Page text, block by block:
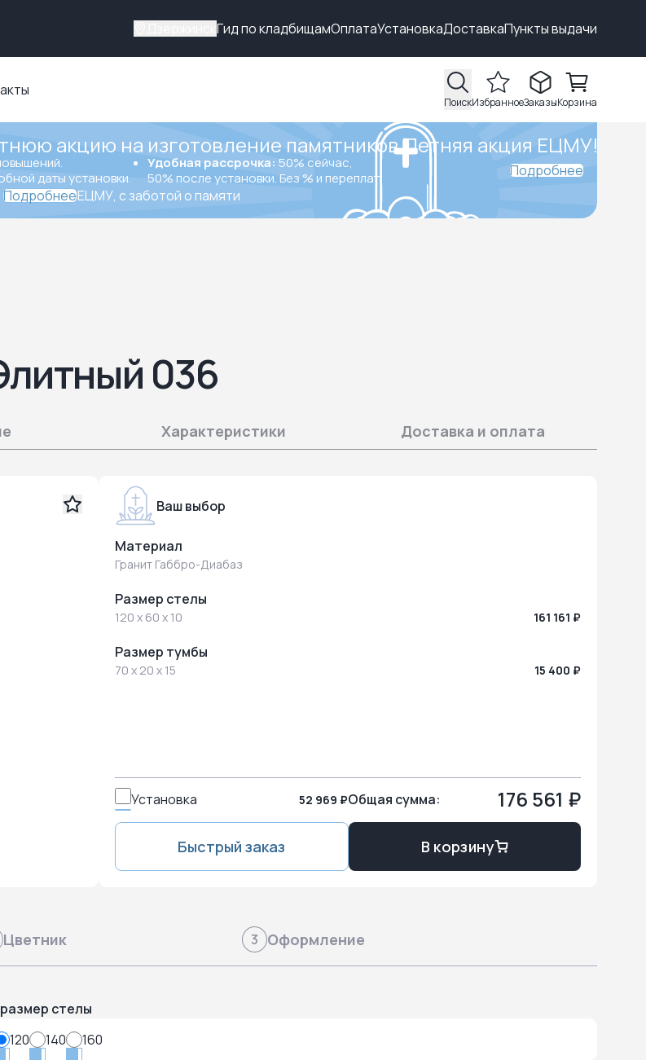
Гид по кладбищамОплатаУстановкаДоставкаПункты выдачи
ПоискИзбранноеЗаказыКорзина
акцию на изготовление памятников.Летняя акция ЕЦМУ!
даты установки.
Удобная рассрочка: 50% сейчас,
50% после установки. Без % и переплат.
ПодробнееЕЦМУ, с заботой о памяти
Подробнее
036
Характеристики Доставка и оплата
Ваш выбор
Материал
Гранит Габбро-Диабаз
Размер стелы
120 x 60 x 10 161 161 ₽
Размер тумбы
70 x 20 x 15 15 400 ₽
Установка 52 969 ₽Общая сумма: 176 561 ₽
Быстрый заказ В корзину
Цветник 3 Оформление
стелы
120 140 160